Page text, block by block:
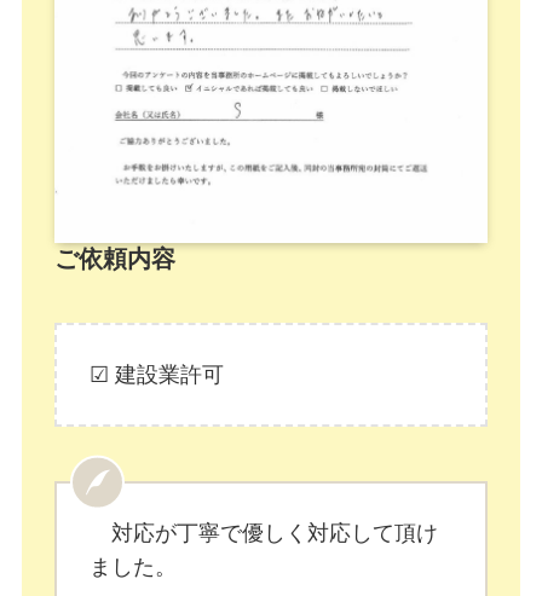
ご依頼内容
☑ 建設業許可
対応が丁寧で優しく対応して頂け
ました。